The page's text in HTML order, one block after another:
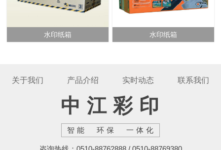
水印纸箱 水印纸箱
关于我们 产品介绍 实时动态 联系我们
中江彩印
智能 环保 一体化